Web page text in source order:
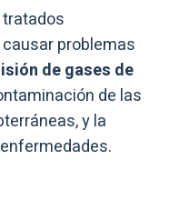
problemas
de gases de
de las
y la